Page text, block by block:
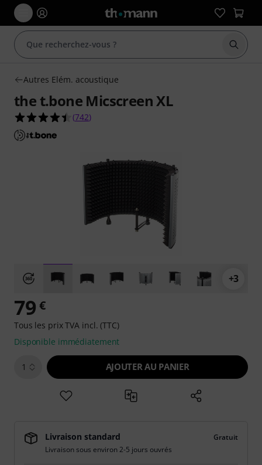
Autres Elém. acoustique
the t.bone Micscreen XL
4.5 étoiles sur 5 d'après 742 évaluations clients
(742)
+3
79 €
Tous les prix TVA incl. (TTC)
Disponible immédiatement
1 AJOUTER AU PANIER
Livraison standard
Gratuit
Livraison sous environ 2-5 jours ouvrés